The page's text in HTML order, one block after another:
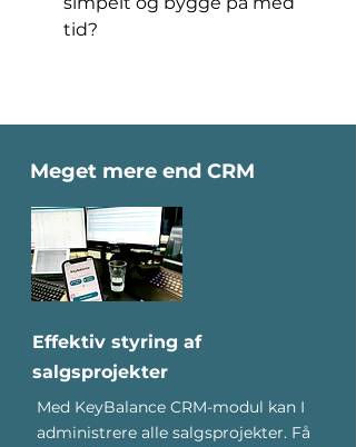
tid?
Meget mere end CRM
Effektiv styring af
salgsprojekter
Med KeyBalance CRM-modul kan I
administrere alle salgsprojekter. Få